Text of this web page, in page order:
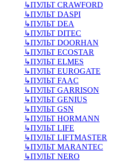
↳ПУЛЬТ CRAWFORD
↳ПУЛЬТ DASPI
↳ПУЛЬТ DEA
↳ПУЛЬТ DITEC
↳ПУЛЬТ DOORHAN
↳ПУЛЬТ ECOSTAR
↳ПУЛЬТ ELMES
↳ПУЛЬТ EUROGATE
↳ПУЛЬТ FAAC
↳ПУЛЬТ GARRISON
↳ПУЛЬТ GENIUS
↳ПУЛЬТ GSN
↳ПУЛЬТ HORMANN
↳ПУЛЬТ LIFE
↳ПУЛЬТ LIFTMASTER
↳ПУЛЬТ MARANTEC
↳ПУЛЬТ NERO